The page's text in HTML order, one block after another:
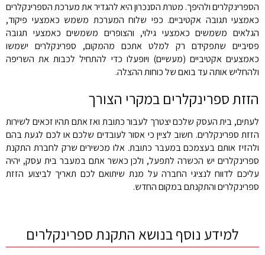
הספרינקלרים ולהיפך. מטרת הסנכרון היא להגדיר את מערכת הספרינקלרים
כאמצעי תגובה אקטיביים. כפי שלוח המערכת משמש כאמצעי פיקוד,
הגלאים משמשים כאמצעי גילוי, והצופרים משמשים כאמצעי תגובה
פסיביים שתפקידם רק למלט אתכם מהמקום, ספרינקלרים ישמשו
כאמצעים אקטיביים (מעשיים) ויופעלו כדי להתחיל לכבות את השריפה
ולהחליש אותה עד בואם של כוחות ההצלה.
הזזת ספרינקלרים במקרי הצורך
לעתים, בית העסק שלכם יצטרך לעבור כתובת ואז אתם תהיו זכאים לשירות
הזזת ספרינקלרים. חשוב לציין כי אסור לעובדים שלכם או לכם לגעת בהם
ולהזיז אותם בעצמכם במעבר כתובת. אלו מכשירים שרק לחברת התקנת
ספרינקלרים יש הכשרה לתפעל, ולכן כאשר אתם במעבר בית עסק, יהיה
עליכם לדווח לנציגי החברה על מנת שיתואם לכם תאריך לביצוע הזזת
ספרינקלרים והתקנתם במקום החדש.
למידע נוסף בנושא התקנת ספרינקלרים